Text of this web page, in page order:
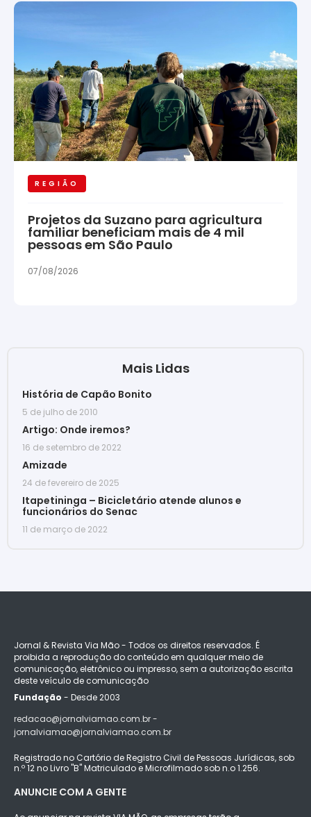
REGIÃO
Projetos da Suzano para agricultura
familiar beneficiam mais de 4 mil
pessoas em São Paulo
07/08/2026
Mais Lidas
História de Capão Bonito
5 de julho de 2010
Artigo: Onde iremos?
16 de setembro de 2022
Amizade
24 de fevereiro de 2025
Itapetininga – Bicicletário atende alunos e
funcionários do Senac
11 de março de 2022
Jornal & Revista Via Mão - Todos os direitos reservados. É
proibida a reprodução do conteúdo em qualquer meio de
comunicação, eletrônico ou impresso, sem a autorização escrita
deste veículo de comunicação
Fundação - Desde 2003
redacao@jornalviamao.com.br -
jornalviamao@jornalviamao.com.br
Registrado no Cartório de Registro Civil de Pessoas Jurídicas, sob
n.º 12 no Livro "B" Matriculado e Microfilmado sob n.o 1.256.
ANUNCIE COM A GENTE